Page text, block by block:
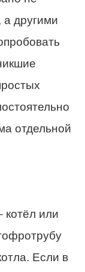
а другими
отдельной
котёл или
Если в